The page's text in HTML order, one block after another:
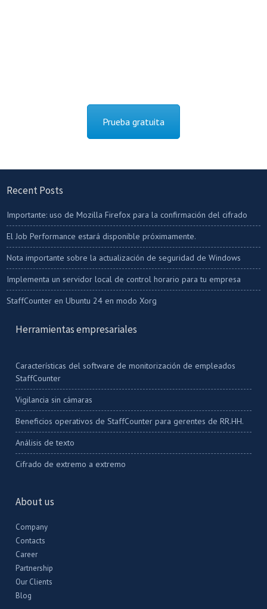
Prueba gratuita
Recent Posts
Importante: uso de Mozilla Firefox para la confirmación del cifrado
El Job Performance estará disponible próximamente.
Nota importante sobre la actualización de seguridad de Windows
Implementa un servidor local de control horario para tu empresa
StaffCounter en Ubuntu 24 en modo Xorg
Herramientas empresariales
Características del software de monitorización de empleados
StaffCounter
Vigilancia sin cámaras
Beneficios operativos de StaffCounter para gerentes de RR.HH.
Análisis de texto
Cifrado de extremo a extremo
About us
Company
Contacts
Career
Partnership
Our Clients
Blog